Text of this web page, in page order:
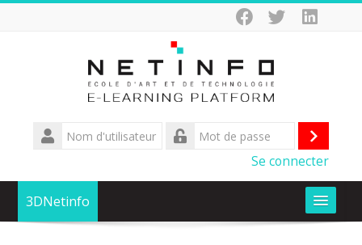
Passer
Nom
d'utilisateur
Se connecter
3DNetinfo